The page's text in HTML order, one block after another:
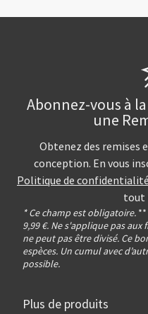
Abonnez-vous à
une
Obtenez des remises
conception. En vous
Politique de confidentialité
tout
* Ce champ est obligatoire. **
9,99 €. Ne s'applique pas aux
ne peut pas être divisé. Ce
espèces. Un cumul avec
possible.
Plus de produits